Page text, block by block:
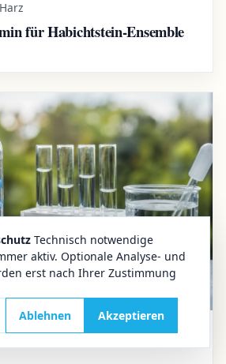
Technisch notwendige
aktiv. Optionale Analyse- und
erst nach Ihrer Zustimmung
Ablehnen Akzeptieren
für Habichtstein-Ensemble